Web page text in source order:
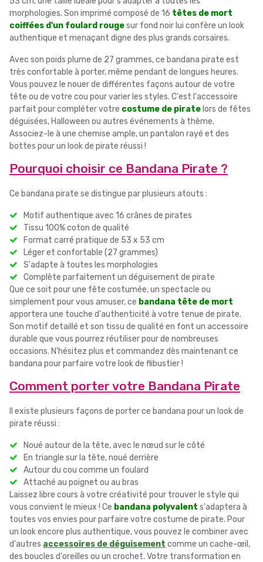
morphologies. Son imprimé composé de 16 têtes de mort
coiffées d'un foulard rougesur fond noir lui confère un look
authentique et menaçant digne des plus grands corsaires.
Avec son poids plume de 27 grammes, ce bandana pirate est
très confortable à porter, même pendant de longues heures.
Vous pouvez le nouer de différentes façons autour de votre
tête ou de votre cou pour varier les styles. C'est l'accessoire
parfait pour compléter votre costume de pirate lors de fêtes
déguisées, Halloween ou autres événements à thème.
Associez-le à une chemise ample, un pantalon rayé et des
bottes pour un look de pirate réussi !
Pourquoi choisir ce Bandana Pirate ?
Ce bandana pirate se distingue par plusieurs atouts :
Motif authentique avec 16 crânes de pirates
Tissu 100% coton de qualité
Format carré pratique de 53 x 53 cm
Léger et confortable (27 grammes)
S'adapte à toutes les morphologies
Complète parfaitement un déguisement de pirate
Que ce soit pour une fête costumée, un spectacle ou
simplement pour vous amuser, ce bandana tête de mort
apportera une touche d'authenticité à votre tenue de pirate.
Son motif detaillé et son tissu de qualité en font un accessoire
durable que vous pourrez réutiliser pour de nombreuses
occasions. N'hésitez plus et commandez dès maintenant ce
bandana pour parfaire votre look de flibustier !
Comment porter votre Bandana Pirate
Il existe plusieurs façons de porter ce bandana pour un look de
pirate réussi :
Noué autour de la tête, avec le nœud sur le côté
En triangle sur la tête, noué derrière
Autour du cou comme un foulard
Attaché au poignet ou au bras
Laissez libre cours à votre créativité pour trouver le style qui
vous convient le mieux ! Ce bandana polyvalent s'adaptera à
toutes vos envies pour parfaire votre costume de pirate. Pour
un look encore plus authentique, vous pouvez le combiner avec
d'autres accessoires de déguisement comme un cache-œil,
des boucles d'oreilles ou un crochet. Votre transformation en